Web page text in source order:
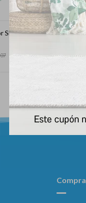
Skin Care 300
Compra